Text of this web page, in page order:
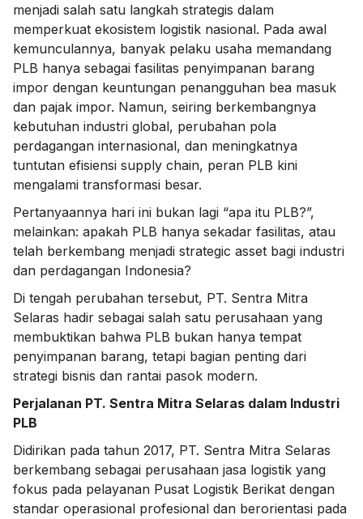
menjadi salah satu langkah strategis dalam
memperkuat ekosistem logistik nasional. Pada awal
kemunculannya, banyak pelaku usaha memandang
PLB hanya sebagai fasilitas penyimpanan barang
impor dengan keuntungan penangguhan bea masuk
dan pajak impor. Namun, seiring berkembangnya
kebutuhan industri global, perubahan pola
perdagangan internasional, dan meningkatnya
tuntutan efisiensi supply chain, peran PLB kini
mengalami transformasi besar.
Pertanyaannya hari ini bukan lagi “apa itu PLB?”,
melainkan: apakah PLB hanya sekadar fasilitas, atau
telah berkembang menjadi strategic asset bagi industri
dan perdagangan Indonesia?
Di tengah perubahan tersebut, PT. Sentra Mitra
Selaras hadir sebagai salah satu perusahaan yang
membuktikan bahwa PLB bukan hanya tempat
penyimpanan barang, tetapi bagian penting dari
strategi bisnis dan rantai pasok modern.
Perjalanan PT. Sentra Mitra Selaras dalam Industri
PLB
Didirikan pada tahun 2017, PT. Sentra Mitra Selaras
berkembang sebagai perusahaan jasa logistik yang
fokus pada pelayanan Pusat Logistik Berikat dengan
standar operasional profesional dan berorientasi pada